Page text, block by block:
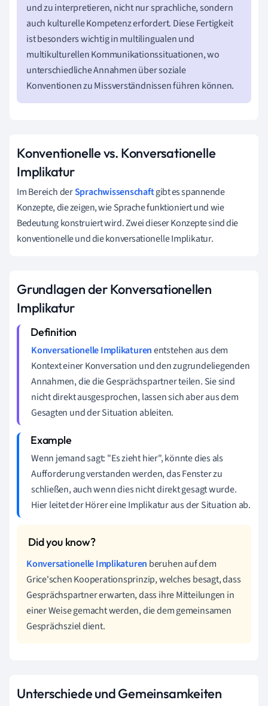
und zu interpretieren, nicht nur sprachliche, sondern
auch kulturelle Kompetenz erfordert. Diese Fertigkeit
ist besonders wichtig in multilingualen und
multikulturellen Kommunikationssituationen, wo
unterschiedliche Annahmen über soziale
Konventionen zu Missverständnissen führen können.
Konventionelle vs. Konversationelle
Implikatur
Im Bereich derSprachwissenschaftgibt es spannende
Konzepte, die zeigen, wie Sprache funktioniert und wie
Bedeutung konstruiert wird. Zwei dieser Konzepte sind die
konventionelle und die konversationelle Implikatur.
Grundlagen der Konversationellen
Implikatur
Konversationelle Implikaturenentstehen aus dem
Kontext einer Konversation und den zugrundeliegenden
Annahmen, die die Gesprächspartner teilen. Sie sind
nicht direkt ausgesprochen, lassen sich aber aus dem
Gesagten und der Situation ableiten.
Wenn jemand sagt: "Es zieht hier", könnte dies als
Aufforderung verstanden werden, das Fenster zu
schließen, auch wenn dies nicht direkt gesagt wurde.
Hier leitet der Hörer eine Implikatur aus der Situation ab.
Konversationelle Implikaturen beruhen auf dem
Grice'schen Kooperationsprinzip, welches besagt, dass
Gesprächspartner erwarten, dass ihre Mitteilungen in
einer Weise gemacht werden, die dem gemeinsamen
Gesprächsziel dient.
Unterschiede und Gemeinsamkeiten